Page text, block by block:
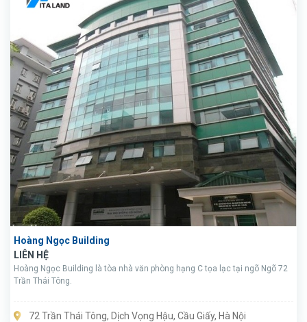
Hoàng Ngọc Building
LIÊN HỆ
Hoàng Ngọc Building là tòa nhà văn phòng hạng C tọa lạc tại ngõ Ngõ 72
Trần Thái Tông.
72 Trần Thái Tông, Dịch Vọng Hậu, Cầu Giấy, Hà Nội